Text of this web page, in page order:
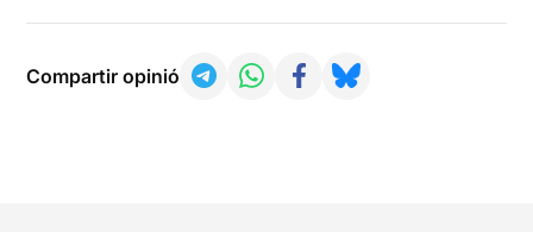
Compartir opinió